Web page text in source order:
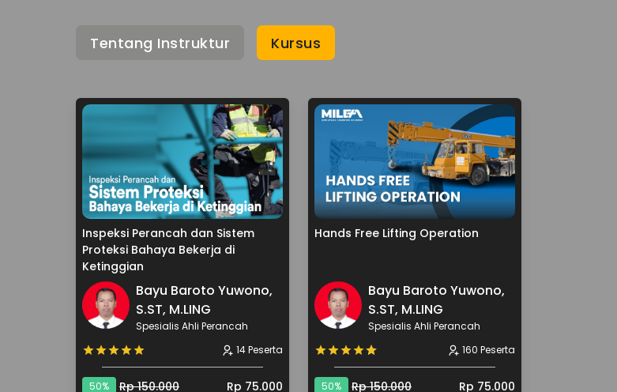
Tentang Instruktur Kursus
Inspeksi Perancah dan Sistem
Proteksi Bahaya Bekerja di
Ketinggian
Bayu Baroto Yuwono,
S.ST, M.LING
Spesialis Ahli Perancah
14 Peserta
50% Rp 150.000 Rp 75.000
Hands Free Lifting Operation
Bayu Baroto Yuwono,
S.ST, M.LING
Spesialis Ahli Perancah
160 Peserta
50% Rp 150.000 Rp 75.000